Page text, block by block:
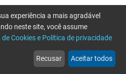
web
Notícias
more_horiz
Mais
experiência a mais agradável
neste site, você assume
de Cookies e Política de privacidade
Recusar Aceitar todos
favor tente novamente